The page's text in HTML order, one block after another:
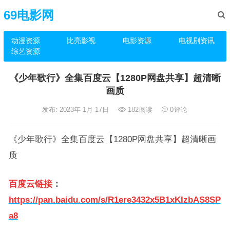
69电影网
动漫资源 比亮影视 电影资源
电视剧资讯
综艺资源
《少年歌行》全集百度云【1280P网盘共享】超清晰
画质
发布: 2023年 1月 17日 182阅读 0评论
《少年歌行》全集百度云【1280P网盘共享】超清晰画
质
百度云链接：
https://pan.baidu.com/s/R1ere3432x5B1xKIzbAS8SP
a8